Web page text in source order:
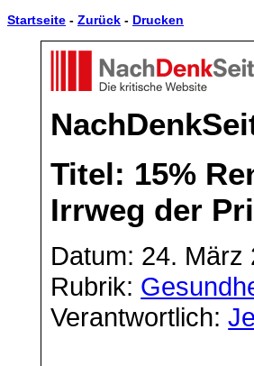
Startseite - Zurück - Drucken
Titel: 15%
Irrweg der
Datum: 24. März
Rubrik:
Verantwortlich: